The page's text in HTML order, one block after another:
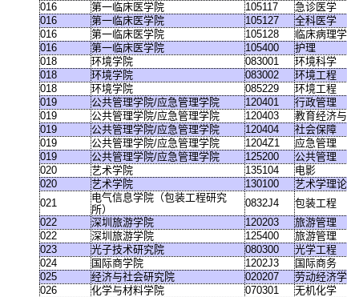
016
第一临床医学院 105117
急诊医学
016
第一临床医学院 105127
全科医学
016
第一临床医学院 105128
临床病理学
016
第一临床医学院 105400
护理
018
环境学院 083001
环境科学
018
环境学院 083002
环境工程
018
环境学院 085229
环境工程
019
公共管理学院/应急管理学院 120401
行政管理
019
公共管理学院/应急管理学院 120403
教育经济与
019
公共管理学院/应急管理学院 120404
社会保障
019
公共管理学院/应急管理学院 1204Z1
应急管理
019
公共管理学院/应急管理学院 125200
公共管理
020
艺术学院 135104
电影
020
艺术学院 130100
艺术学理论
021
电气信息学院（包装工程研究
所）
0832J4
包装工程
022
深圳旅游学院 120203
旅游管理
022
深圳旅游学院 125400
旅游管理
023
光子技术研究院 080300
光学工程
024
国际商学院 1202J3
国际商务
025
经济与社会研究院 020207
劳动经济学
026
化学与材料学院 070301
无机化学